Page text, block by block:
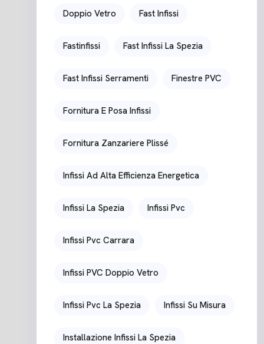
Doppio Vetro Fast Infissi
Fastinfissi Fast Infissi La Spezia
Fast Infissi Serramenti Finestre PVC
Fornitura E Posa Infissi
Fornitura Zanzariere Plissé
Infissi Ad Alta Efficienza Energetica
Infissi La Spezia Infissi Pvc
Infissi Pvc Carrara
Infissi PVC Doppio Vetro
Infissi Pvc La Spezia Infissi Su Misura
Installazione Infissi La Spezia